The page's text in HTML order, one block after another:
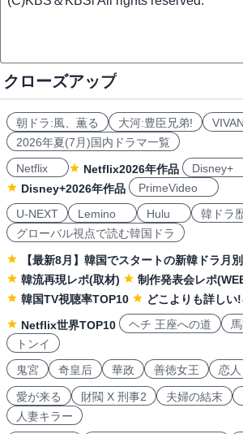
クローズアップ
朝ドラ:風、薫る 大河:豊臣兄弟!
2026年夏(7月)国内ドラマ一覧
Netflix
Netflix2026年作品
Disney+
Disney+2026年作品
PrimeVideo
U-NEXT
Lemino Hulu
韓ドラ
グローバル視点で読む韓国ドラ
【最新8月】韓国でスタートの新韓ドラ月
韓流再現レポ(取材)
制作発表会レポ
韓国TV視聴率TOP10
どこよりも詳しい
Netflix世界TOP10
ヘチ 王座への道
トンイ
鬼宮
奇皇后 華政 善徳女王 恋人
愛が来る 財閥 X 刑事2 夫婦の結末
人妻キラー